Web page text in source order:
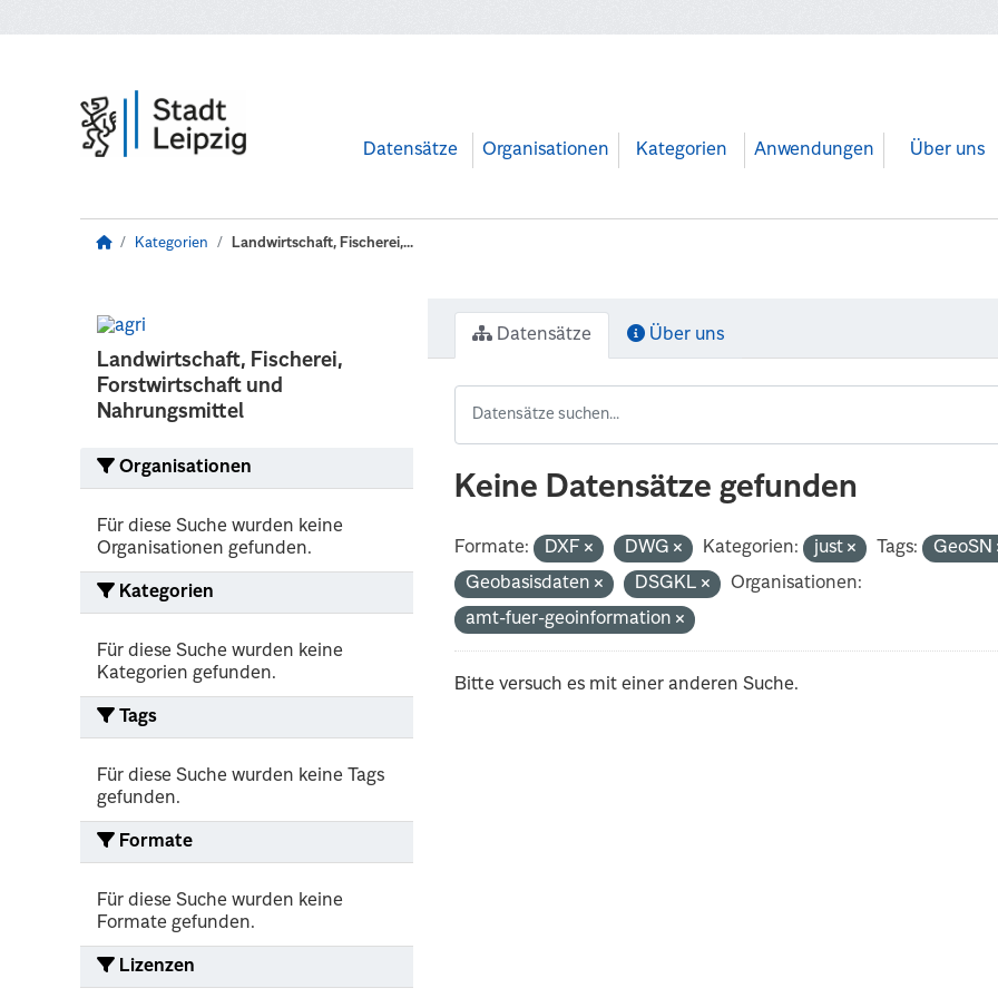
Datensätze Organisationen Kategorien Anwendungen Über uns
Kategorien Landwirtschaft, Fischerei,...
Landwirtschaft, Fischerei,
Forstwirtschaft und
Nahrungsmittel
Organisationen
Für diese Suche wurden keine
Organisationen gefunden.
Kategorien
Für diese Suche wurden keine
Kategorien gefunden.
Tags
Für diese Suche wurden keine Tags
gefunden.
Formate
Für diese Suche wurden keine
Formate gefunden.
Lizenzen
Datensätze Über uns
Keine Datensätze gefunden
Formate: DXF DWG Kategorien: just Tags:
GeoSN
Geobasisdaten
DSGKL
Organisationen:
amt-fuer-geoinformation
Bitte versuch es mit einer anderen Suche.